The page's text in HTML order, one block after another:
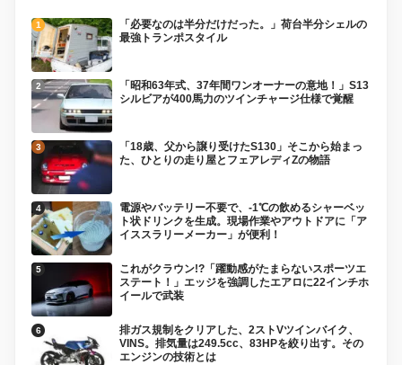
「必要なのは半分だけだった。」荷台半分シェルの
最強トランポスタイル
「昭和63年式、37年間ワンオーナーの意地！」S13
シルビアが400馬力のツインチャージ仕様で覚醒
「18歳、父から譲り受けたS130」そこから始まっ
た、ひとりの走り屋とフェアレディZの物語
電源やバッテリー不要で、-1℃の飲めるシャーベッ
ト状ドリンクを生成。現場作業やアウトドアに「ア
イススラリーメーカー」が便利！
これがクラウン!?「躍動感がたまらないスポーツエ
ステート！」エッジを強調したエアロに22インチホ
イールで武装
排ガス規制をクリアした、2ストVツインバイク、
VINS。排気量は249.5cc、83HPを絞り出す。その
エンジンの技術とは